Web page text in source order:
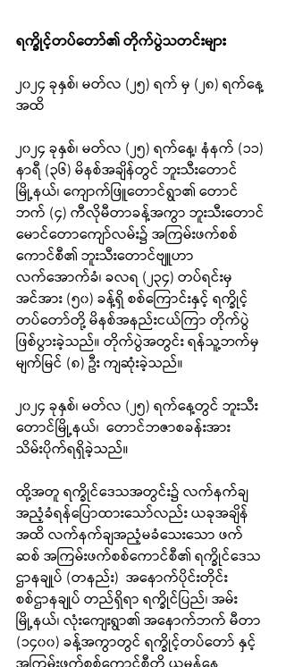
ရက္ခိုင့်တပ်တော်၏ တိုက်ပွဲသတင်းများ
၂၀၂၄ ခုနှစ်၊ မတ်လ (၂၅) ရက် မှ (၂၈) ရက်နေ့
အထိ
၂၀၂၄ ခုနှစ်၊ မတ်လ (၂၅) ရက်နေ့၊ နံနက် (၁၁)
နာရီ (၃၆) မိနစ်အချိန်တွင် ဘူးသီးတောင်
မြို့နယ်၊ ကျောက်ဖြူတောင်ရွာ၏ တောင်
ဘက် (၄) ကီလိုမီတာခန့်အကွာ ဘူးသီးတောင်
မောင်တောကျော်လမ်း၌ အကြမ်းဖက်စစ်
ကောင်စီ၏ ဘူးသီးတောင်ဗျူဟာ
လက်အောက်ခံ၊ ခလရ (၂၃၄) တပ်ရင်းမှ
အင်အား (၅၀) ခန့်ရှိ စစ်ကြောင်းနှင့် ရက္ခိုင့်
တပ်တော်တို့ မိနစ်အနည်းငယ်ကြာ တိုက်ပွဲ
ဖြစ်ပွားခဲ့သည်။ တိုက်ပွဲအတွင်း ရန်သူ့ဘက်မှ
မျက်မြင် (၈) ဦး ကျဆုံးခဲ့သည်။
၂၀၂၄ ခုနှစ်၊ မတ်လ (၂၅) ရက်နေ့တွင် ဘူးသီး
တောင်မြို့နယ်၊  တောင်ဘဇာစခန်းအား
သိမ်းပိုက်ရရှိခဲ့သည်။
ထို့အတူ ရက္ခိုင်ဒေသအတွင်း၌ လက်နက်ချ
အညံ့ခံရန်ပြောထားသော်လည်း ယခုအချိန်
အထိ လက်နက်ချအညံ့မခံသေးသော ဖက်
ဆစ် အကြမ်းဖက်စစ်ကောင်စီ၏ ရက္ခိုင်ဒေသ
ဌာနချုပ် (တနည်း)  အနောက်ပိုင်းတိုင်း
စစ်ဌာနချုပ် တည်ရှိရာ ရက္ခိုင်ပြည်၊ အမ်း
မြို့နယ်၊ လုံးကျေးရွာ၏ အနောက်ဘက် မီတာ
(၁၄၀၀) ခန့်အကွာတွင် ရက္ခိုင့်တပ်တော် နှင့်